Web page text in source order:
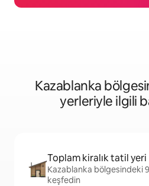
Kazablanka
yerleriyle ilgili
Toplam kiralık tatil yeri
Kazablanka bölgesindeki
keşfedin